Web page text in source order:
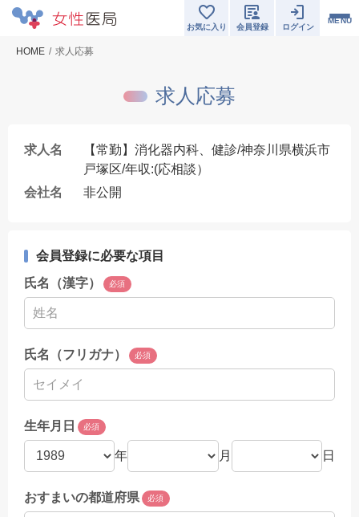
MENU
お気に入り 会員登録 ログイン
HOME 求人応募
求人応募
求人名
【常勤】消化器内科、健診/神奈川県横浜市
戸塚区/年収:(応相談）
会社名
非公開
会員登録に必要な項目
氏名（漢字）
必須
氏名（フリガナ） 必須
生年月日 必須
年 月 日
おすまいの都道府県 必須